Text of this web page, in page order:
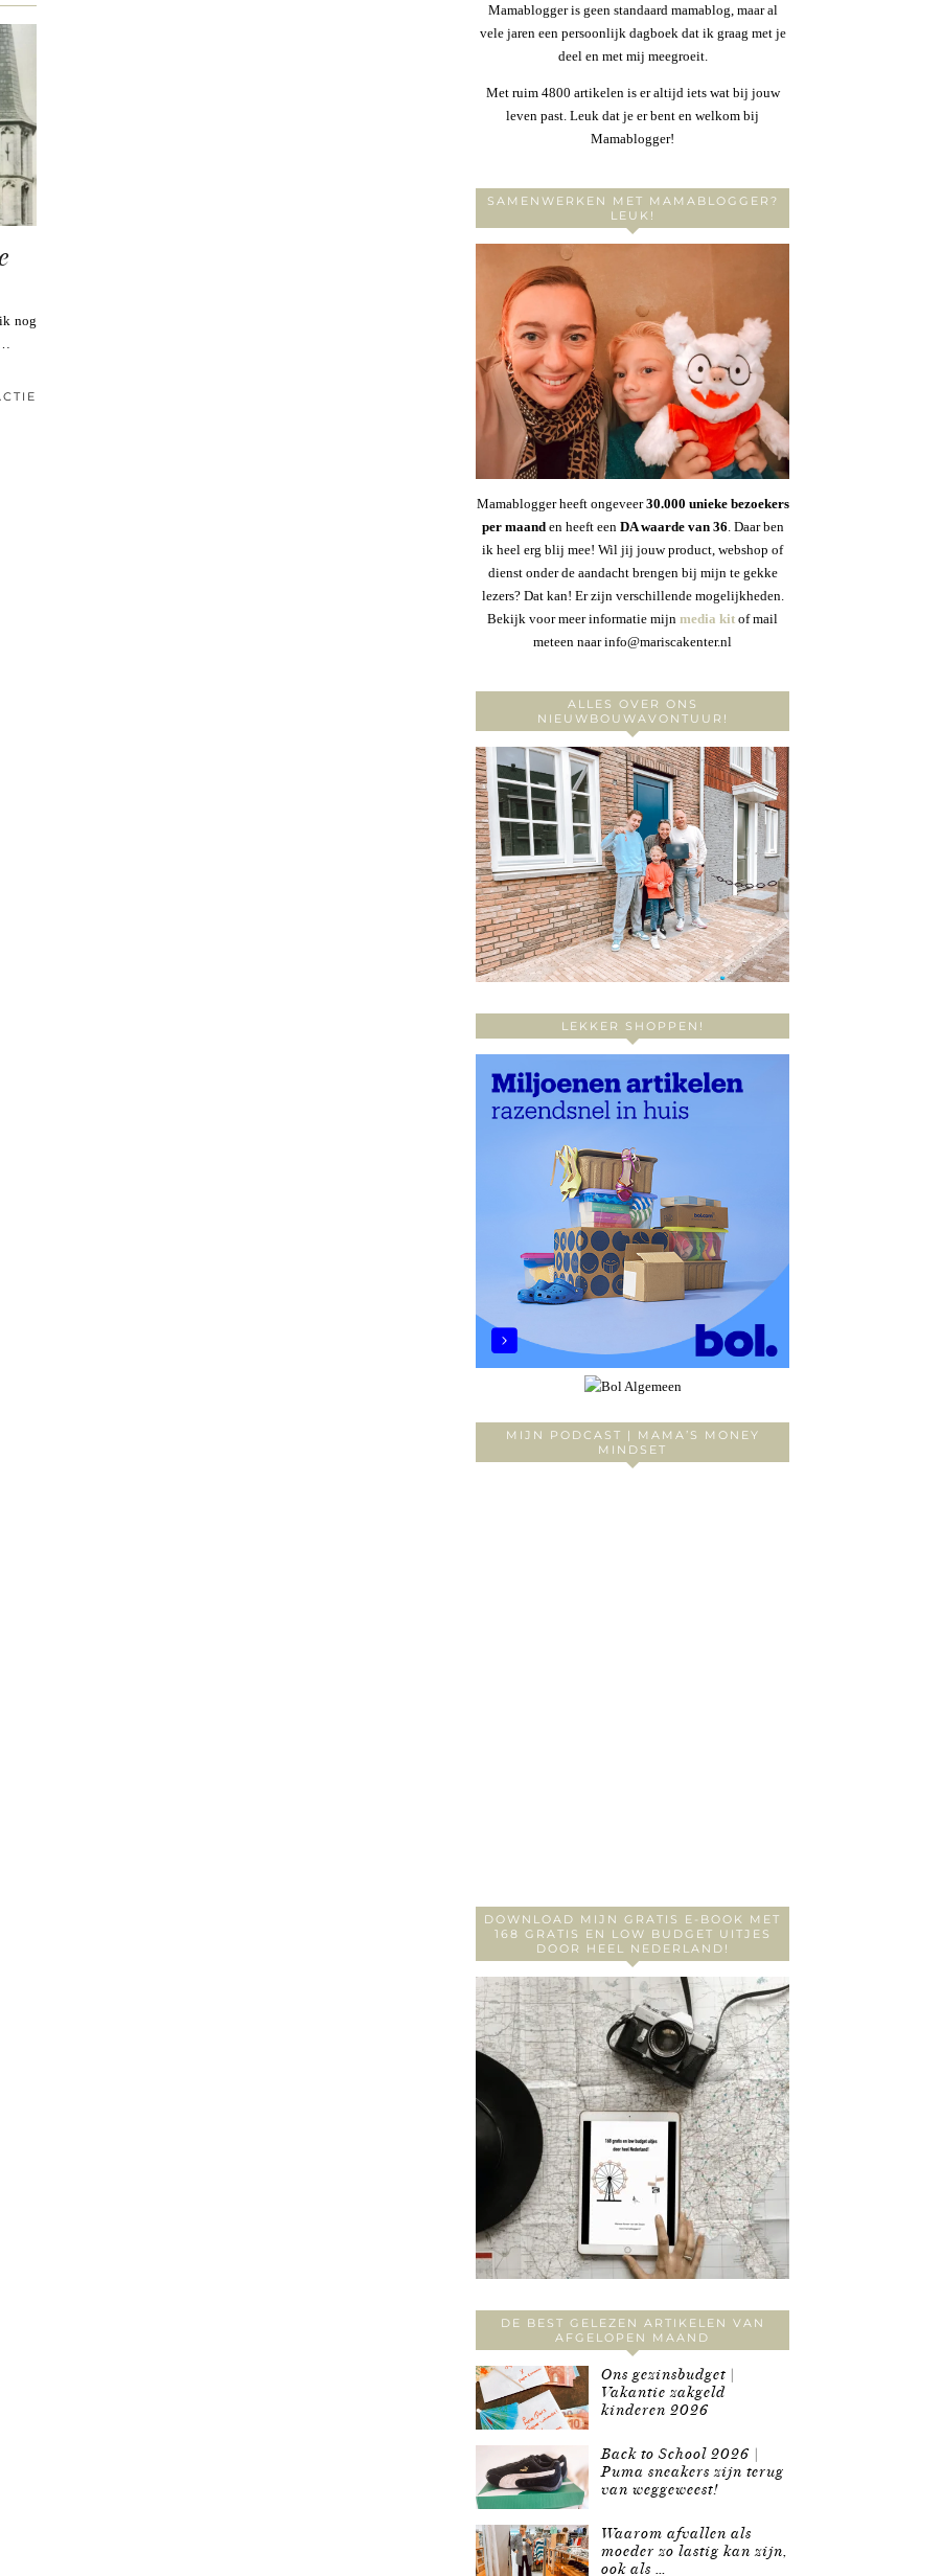
nog
Mamablogger is geen standaard mamablog, maar al
vele jaren een persoonlijk dagboek dat ik graag met je
deel en met mij meegroeit.
Met ruim 4800 artikelen is er altijd iets wat bij jouw
leven past. Leuk dat je er bent en welkom bij
Mamablogger!
SAMENWERKEN MET MAMABLOGGER?
LEUK!
Mamablogger heeft ongeveer30.000 unieke bezoekers
per maanden heeft een DA waarde van 36. Daar ben
ik heel erg blij mee! Wil jij jouw product, webshop of
dienst onder de aandacht brengen bij mijn te gekke
lezers? Dat kan! Er zijn verschillende mogelijkheden.
Bekijk voor meer informatie mijn media kit of mail
meteen naar info@mariscakenter.nl
ALLES OVER ONS
NIEUWBOUWAVONTUUR!
LEKKER SHOPPEN!
MIJN PODCAST | MAMA’S MONEY
MINDSET
DOWNLOAD MIJN GRATIS E-BOOK MET
168 GRATIS EN LOW BUDGET UITJES
DOOR HEEL NEDERLAND!
DE BEST GELEZEN ARTIKELEN VAN
AFGELOPEN MAAND
Ons gezinsbudget |
Vakantie zakgeld
kinderen 2026
Back to School 2026 |
Puma sneakers zijn terug
van weggeweest!
Waarom afvallen als
moeder zo lastig kan zijn,
ook als …